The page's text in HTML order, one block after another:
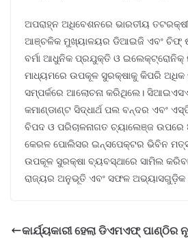
ଅପରାହ୍ନ ଅଧିବେଶନରେ ଭାରତୀୟ
ଆଞ୍ଚଳିକ ମୁଖ୍ୟାଳୟର ଡିଆଇଜି ଏବଂ ଚିଫ୍
ବର୍ମା ଆଧୁନିକ ପ୍ରଯୁକ୍ତି ଓ ଇଲେକ୍ଟ୍ରୋନିକ୍
ମାଧ୍ୟମରେ ଉପକୂଳ ସୁରକ୍ଷାକୁ କିପରି ଅଧିକ
ସମ୍ପର୍କରେ ଆଲୋଚନା କରିଥିଲେ।
କମାଣ୍ଡାଣ୍ଟ ସିଦ୍ଧାର୍ଥ ପଲ ବନ୍ଦର ଏବଂ
ବିପଦ ଓ ପରିଚାଳନାଗତ ଚ୍ୟାଲେଞ୍ଜ
କେରଳ ପୋଲିସର ଇନ୍ସପେକ୍ଟର ଭିବିନ
ଉପକୂଳ ସୁରକ୍ଷା ବ୍ୟବସ୍ଥାରେ ସାମିଲ
ରାଜ୍ୟର ଅନୁଭୂତି ଏବଂ ସଫଳ ଅଭ୍ୟାସଗୁଡ଼ିକ
କାର୍ଯ୍ୟକାରୀ ହେଲା ଡିଏମଏଫ୍